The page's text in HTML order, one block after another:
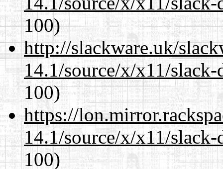
100)
http://slackware.uk/
14.1/source/x/x11/
100)
https://
14.1/source/x/x11/
100)